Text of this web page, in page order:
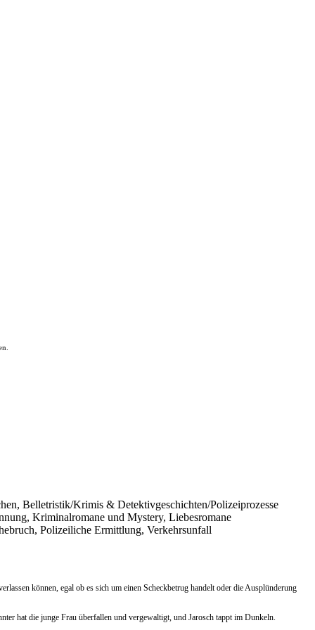
Belletristik/Krimis & Detektivgeschichten/Polizeiprozesse
Kriminalromane und Mystery, Liebesromane
Polizeiliche Ermittlung, Verkehrsunfall
können, egal ob es sich um einen Scheckbetrug handelt oder die Ausplünderung
hat die junge Frau überfallen und vergewaltigt, und Jarosch tappt im Dunkeln.